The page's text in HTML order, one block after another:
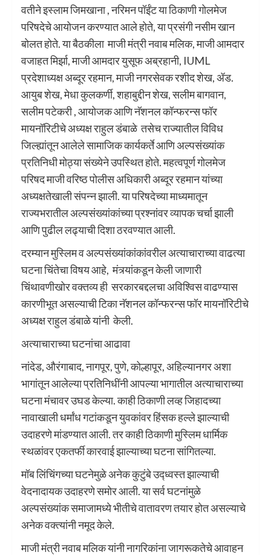
वतीने इस्लाम जिमखाना , नरिमन पॉईंट या ठिकाणी गोलमेज
परिषदेचे आयोजन करण्यात आले होते, या प्रसंगी नसीम खान
बोलत होते. या बैठकीला माजी मंत्री नवाब मलिक, माजी आमदार
वजाहत मिर्झा, माजी आमदार युसूफ अब्रहानी, IUML
प्रदेशाध्यक्ष अब्दूर रहमान, माजी नगरसेवक रशीद शेख, ॲड.
आयुब शेख, मेधा कुलकर्णी, शहाबुद्दीन शेख, सलीम बागवान,
सलीम पटेकरी , आयोजक आणि नॅशनल कॉन्फरन्स फॉर
मायनॉरिटीचे अध्यक्ष राहुल डंबाळे तसेच राज्यातील विविध
जिल्ह्यांतून आलेले सामाजिक कार्यकर्ते आणि अल्पसंख्यांक
प्रतिनिधी मोठ्या संख्येने उपस्थित होते. महत्वपूर्ण गोलमेज
परिषद माजी वरिष्ठ पोलीस अधिकारी अब्दूर रहमान यांच्या
अध्यक्षतेखाली संपन्न झाली. या परिषदेच्या माध्यमातून
राज्यभरातील अल्पसंख्यांकांच्या प्रश्नांवर व्यापक चर्चा झाली
आणि पुढील लढ्याची दिशा ठरवण्यात आली.
दरम्यान मुस्लिम व अल्पसंख्यांकांकांवरील अत्याचाराच्या वाढत्या
घटना चिंतेचा विषय आहे, मंत्र्यांकडून केली जाणारी
चिंथावणीखोर वक्तव्य ही सरकारबद्दलचा अविश्विस वाढण्यास
कारणीभूत असल्याची टिका नॅशनल कॉन्फरन्स फॉर मायनॉरिटीचे
अध्यक्ष राहुल डंबाळे यांनी केली.
अत्याचाराच्या घटनांचा आढावा
नांदेड, औरंगाबाद, नागपूर, पुणे, कोल्हापूर, अहिल्यानगर अशा
भागांतून आलेल्या प्रतिनिधींनी आपल्या भागातील अत्याचाराच्या
घटना मंचावर उघड केल्या. काही ठिकाणी लव्ह जिहादच्या
नावाखाली धर्मांध गटांकडून युवकांवर हिंसक हल्ले झाल्याची
उदाहरणे मांडण्यात आली. तर काही ठिकाणी मुस्लिम धार्मिक
स्थळांवर एकतर्फी कारवाई झाल्याच्या घटना सांगितल्या.
मॉब लिंचिंगच्या घटनेमुळे अनेक कुटुंबे उद्ध्वस्त झाल्याची
वेदनादायक उदाहरणे समोर आली. या सर्व घटनांमुळे
अल्पसंख्यांक समाजामध्ये भीतीचे वातावरण तयार होत असल्याचे
अनेक वक्त्यांनी नमूद केले.
माजी मंत्री नवाब मलिक यांनी नागरिकांना जागरूकतेचे आवाहन